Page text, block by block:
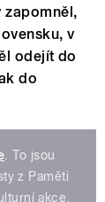
zapomněl,
v
odejít do
do
. To jsou
z Paměti
akce,